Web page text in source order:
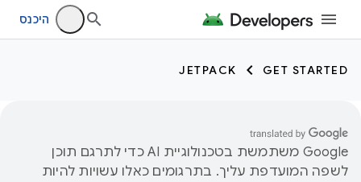
היכנס
GET STARTED
JETPACK
‫Google משתמשת בטכנולוגיית AI כדי לתרגם תוכן
לשפה המועדפת עליך. בתרגומים כאלו עשויות להיות